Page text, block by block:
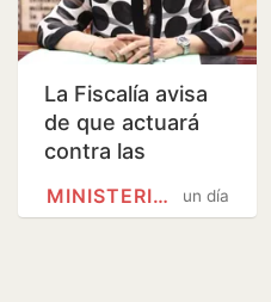
La Fiscalía avisa
de que actuará
contra las
rechacen el
un día
MINISTERIO PÚBLICO